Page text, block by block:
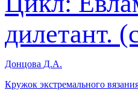
Донцова Д.А.
Кружок экстремального